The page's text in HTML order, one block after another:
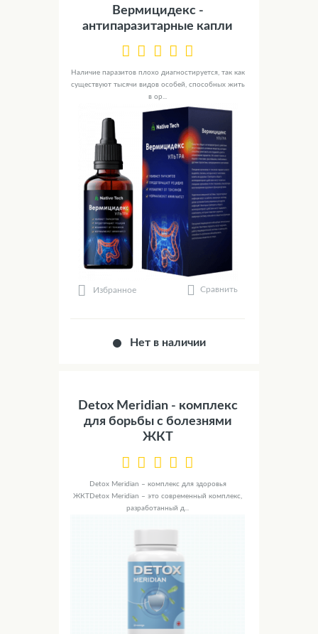
Вермицидекс -
антипаразитарные капли
Наличие паразитов плохо диагностируется, так как
существуют тысячи видов особей, способных жить
в ор...
Избранное Сравнить
Нет в наличии
Detox Meridian - комплекс
для борьбы с болезнями
ЖКТ
Detox Meridian – комплекс для здоровья
ЖКТDetox Meridian – это современный комплекс,
разработанный д...